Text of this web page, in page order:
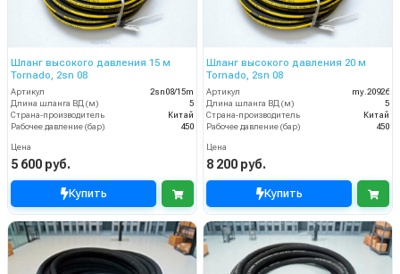
Шланг высокого давления 15 м
Tornado, 2sn 08
Артикул
2sn08/15m
Длина шланга ВД (м)
5
Страна-производитель
Китай
Рабочее давление (бар)
450
Цена
5 600 руб.
Купить
Шланг высокого давления 20 м
Tornado, 2sn 08
Артикул
my.20926
Длина шланга ВД (м)
5
Страна-производитель
Китай
Рабочее давление (бар)
450
Цена
8 200 руб.
Купить